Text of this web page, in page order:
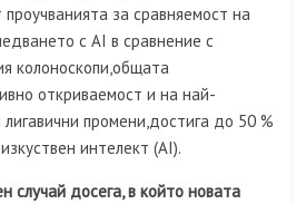
за сравняемост на
с AI в сравнение с
колоноскопи,общата
откриваемост и на най-
промени,достига до 50 %
интелект (AI).
случай досега, в който новата